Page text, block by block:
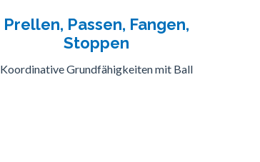
Prellen, Passen, Fangen,
Stoppen
Koordinative Grundfähigkeiten mit Ball